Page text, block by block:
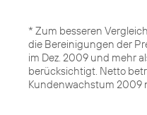
* Zum besseren
die Bereinigungen der
im Dez. 2009 und mehr
berücksichtigt. Netto
Kundenwachstum 2009